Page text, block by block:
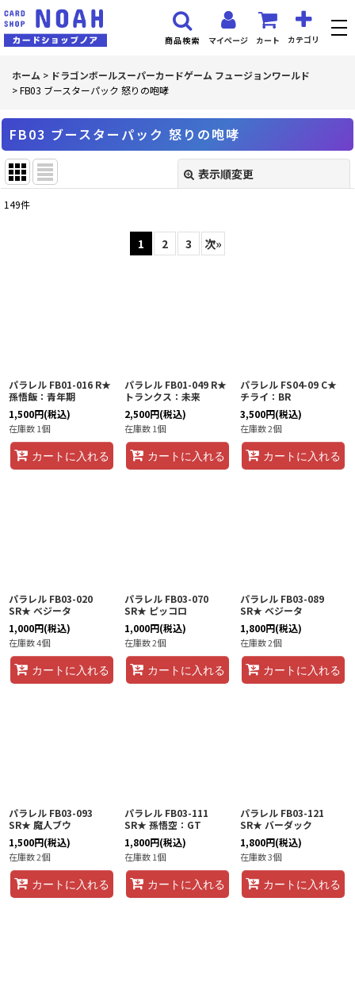
マイページ カート カテゴリ
商品検索
ホーム > ドラゴンボールスーパーカードゲーム フュージョンワールド
>FB03 ブースターパック 怒りの咆哮
FB03 ブースターパック 怒りの咆哮
表示順変更
149件
1 2 3 次»
パラレル FB01-016 R★
孫悟飯：青年期
1,500円(税込)
在庫数 1個
カートに入れる
パラレル FB01-049 R★
トランクス：未来
2,500円(税込)
在庫数 1個
カートに入れる
パラレル FS04-09 C★
チライ：BR
3,500円(税込)
在庫数 2個
カートに入れる
パラレル FB03-020
SR★ ベジータ
1,000円(税込)
在庫数 4個
カートに入れる
パラレル FB03-070
SR★ ピッコロ
1,000円(税込)
在庫数 2個
カートに入れる
パラレル FB03-089
SR★ ベジータ
1,800円(税込)
在庫数 2個
カートに入れる
パラレル FB03-093
SR★ 魔人ブウ
1,500円(税込)
在庫数 2個
カートに入れる
パラレル FB03-111
SR★ 孫悟空：GT
1,800円(税込)
在庫数 1個
カートに入れる
パラレル FB03-121
SR★ バーダック
1,800円(税込)
在庫数 3個
カートに入れる